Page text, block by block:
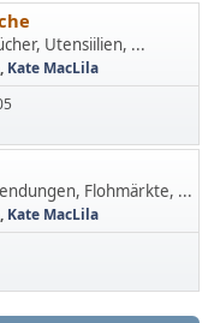
Utensiilien, ...
, Kate MacLila
Flohmärkte, ...
, Kate MacLila